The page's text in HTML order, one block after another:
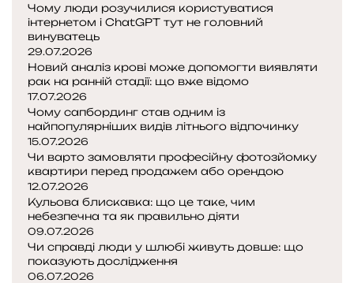
Чому люди розучилися користуватися
інтернетом і ChatGPT тут не головний
винуватець
29.07.2026
Новий аналіз крові може допомогти виявляти
рак на ранній стадії: що вже відомо
17.07.2026
Чому сапбординг став одним із
найпопулярніших видів літнього відпочинку
15.07.2026
Чи варто замовляти професійну фотозйомку
квартири перед продажем або орендою
12.07.2026
Кульова блискавка: що це таке, чим
небезпечна та як правильно діяти
09.07.2026
Чи справді люди у шлюбі живуть довше: що
показують дослідження
06.07.2026